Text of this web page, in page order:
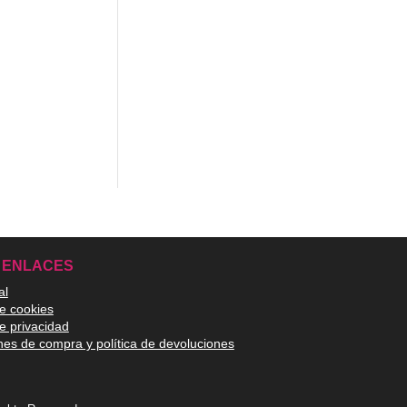
cookies
privacidad
de compra y política de devoluciones